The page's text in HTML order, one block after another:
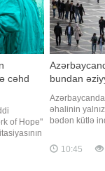
cəhd
of Hope"
verir
bundan
əhalinin
bədən kütlə
artıq çəki və
10:45